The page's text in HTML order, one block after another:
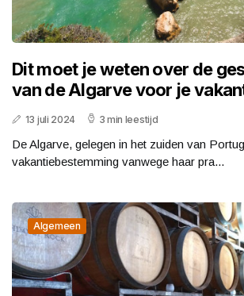
Dit moet je weten over de
van de Algarve voor je
13 juli 2024 3 min leestijd
De Algarve, gelegen in het zuiden van
vakantiebestemming vanwege haar pra...
Algemeen